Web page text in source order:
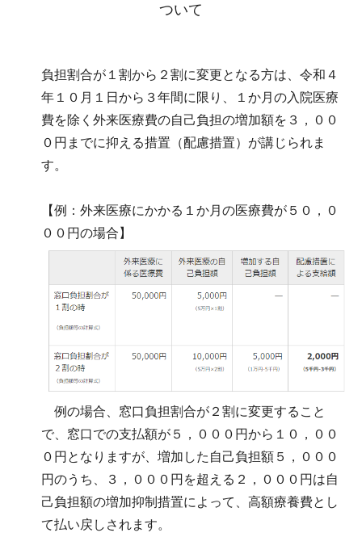
ついて
負担割合が１割から２割に変更となる方は、令和４
年１０月１日から３年間に限り、１か月の入院医療
費を除く外来医療費の自己負担の増加額を３，００
０円までに抑える措置（配慮措置）が講じられま
す。
【例：外来医療にかかる１か月の医療費が５０，０
００円の場合】
例の場合、窓口負担割合が２割に変更すること
で、窓口での支払額が５，０００円から１０，００
０円となりますが、増加した自己負担額５，０００
円のうち、３，０００円を超える２，０００円は自
己負担額の増加抑制措置によって、高額療養費とし
て払い戻しされます。